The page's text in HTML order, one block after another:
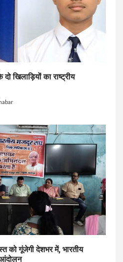
खिलाड़ियों का राष्ट्रीय
को गूंजेगी देशभर में, भारतीय
आंदोलन